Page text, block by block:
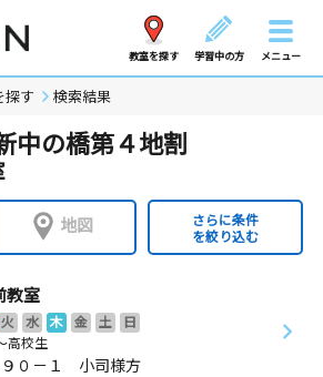
教室を探す 学習中の方 メニュー
探す 検索結果
中の橋第４地割
地図
さらに条件
を絞り込む
教室
火 水 木 金 土
日
高校生
９０－１ 小司様方